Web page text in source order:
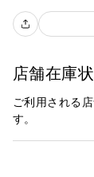
店舗在庫
ご利用される
す。